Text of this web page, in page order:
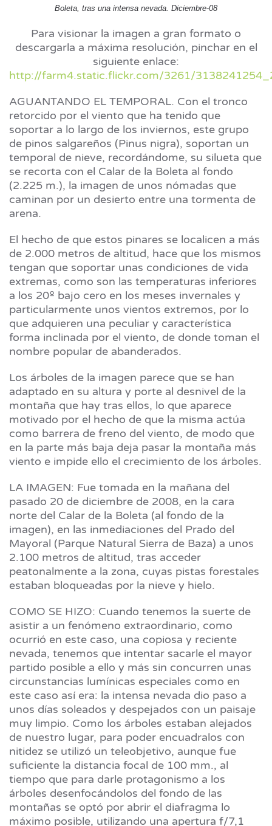
Boleta, tras una intensa nevada. Diciembre-08
Para visionar la imagen a gran formato o
descargarla a máxima resolución, pinchar en el
siguiente enlace:
http://farm4.static.flickr.com/3261/
AGUANTANDO EL TEMPORAL. Con el tronco
retorcido por el viento que ha tenido que
soportar a lo largo de los inviernos, este grupo
de pinos salgareños (Pinus nigra), soportan un
temporal de nieve, recordándome, su silueta que
se recorta con el Calar de la Boleta al fondo
(2.225 m.), la imagen de unos nómadas que
caminan por un desierto entre una tormenta de
arena.
El hecho de que estos pinares se localicen a más
de 2.000 metros de altitud, hace que los mismos
tengan que soportar unas condiciones de vida
extremas, como son las temperaturas inferiores
a los 20º bajo cero en los meses invernales y
particularmente unos vientos extremos, por lo
que adquieren una peculiar y característica
forma inclinada por el viento, de donde toman el
nombre popular de abanderados.
Los árboles de la imagen parece que se han
adaptado en su altura y porte al desnivel de la
montaña que hay tras ellos, lo que aparece
motivado por el hecho de que la misma actúa
como barrera de freno del viento, de modo que
en la parte más baja deja pasar la montaña más
viento e impide ello el crecimiento de los árboles.
LA IMAGEN: Fue tomada en la mañana del
pasado 20 de diciembre de 2008, en la cara
norte del Calar de la Boleta (al fondo de la
imagen), en las inmediaciones del Prado del
Mayoral (Parque Natural Sierra de Baza) a unos
2.100 metros de altitud, tras acceder
peatonalmente a la zona, cuyas pistas forestales
estaban bloqueadas por la nieve y hielo.
COMO SE HIZO: Cuando tenemos la suerte de
asistir a un fenómeno extraordinario, como
ocurrió en este caso, una copiosa y reciente
nevada, tenemos que intentar sacarle el mayor
partido posible a ello y más sin concurren unas
circunstancias lumínicas especiales como en
este caso así era: la intensa nevada dio paso a
unos días soleados y despejados con un paisaje
muy limpio. Como los árboles estaban alejados
de nuestro lugar, para poder encuadralos con
nitidez se utilizó un teleobjetivo, aunque fue
suficiente la distancia focal de 100 mm., al
tiempo que para darle protagonismo a los
árboles desenfocándolos del fondo de las
montañas se optó por abrir el diafragma lo
máximo posible, utilizando una apertura f/7,1